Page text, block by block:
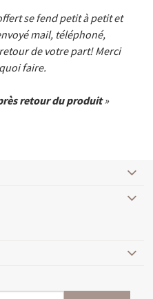
se fend petit à petit et
mail, téléphoné,
de votre part! Merci
faire.
retour du produit